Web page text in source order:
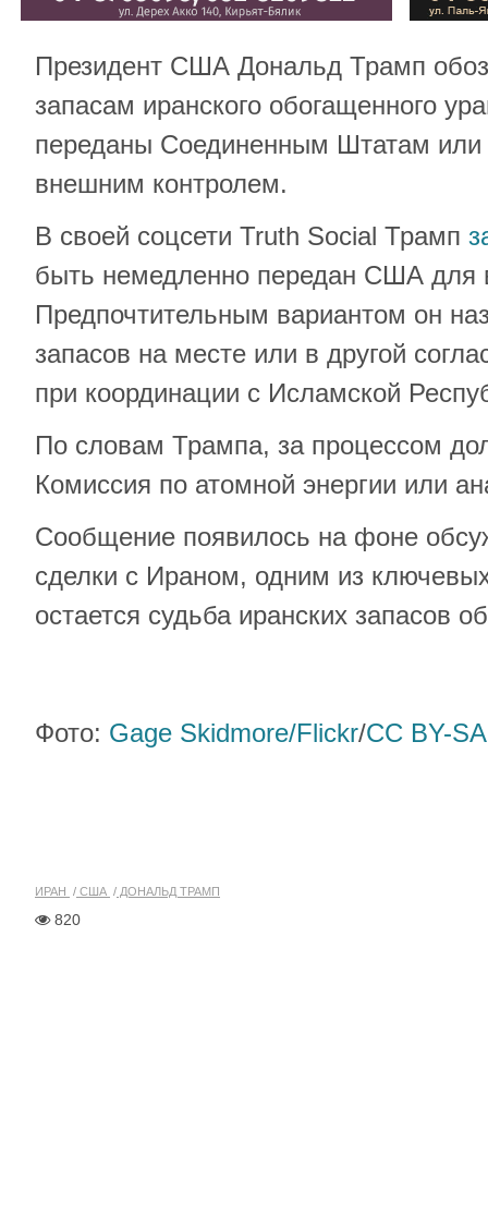
Президент США Дональд Трамп
запасам иранского обогащенного
переданы Соединенным Штатам или
внешним контролем.
В своей соцсети Truth Social Трамп
быть немедленно передан США для
Предпочтительным вариантом он
запасов на месте или в другой
при координации с Исламской
По словам Трампа, за процессом
Комиссия по атомной энергии или
Сообщение появилось на фоне
сделки с Ираном, одним из
остается судьба иранских запасов
Фото: Gage Skidmore/Flickr/CC BY-
ИРАН США ДОНАЛЬД ТРАМП
820